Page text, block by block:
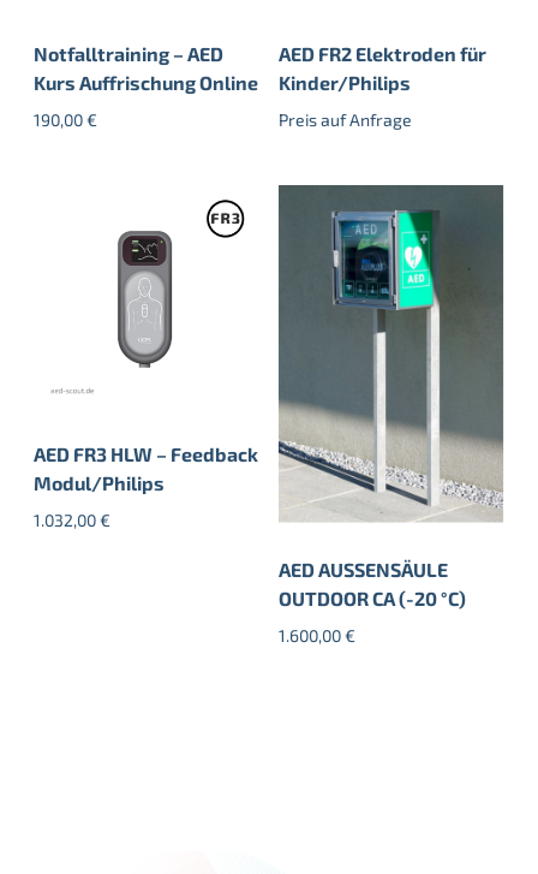
Notfalltraining – AED
Kurs Auffrischung Online
190,00€
AED FR2 Elektroden für
Kinder/Philips
Preis auf Anfrage
AED FR3 HLW – Feedback
Modul/Philips
1.032,00€
AED AUSSENSÄULE
OUTDOOR CA (-20 °C)
1.600,00€